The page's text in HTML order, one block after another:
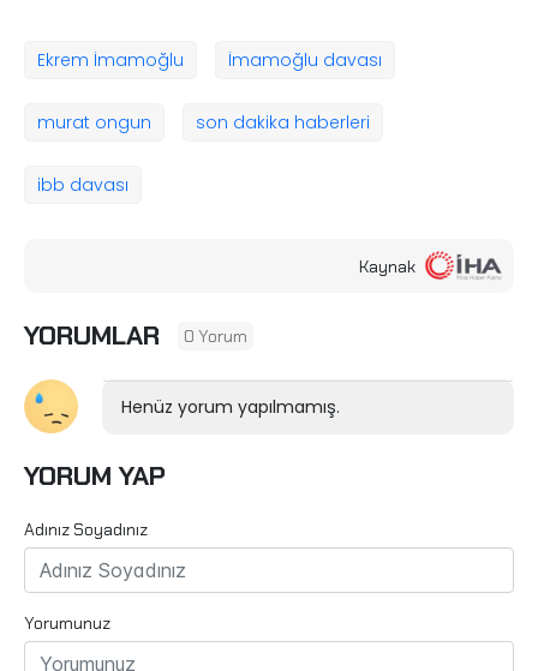
Ekrem İmamoğlu İmamoğlu davası
murat ongun son dakika haberleri
ibb davası
Kaynak
YORUMLAR 0 Yorum
Henüz yorum yapılmamış.
YORUM YAP
Adınız Soyadınız
Yorumunuz